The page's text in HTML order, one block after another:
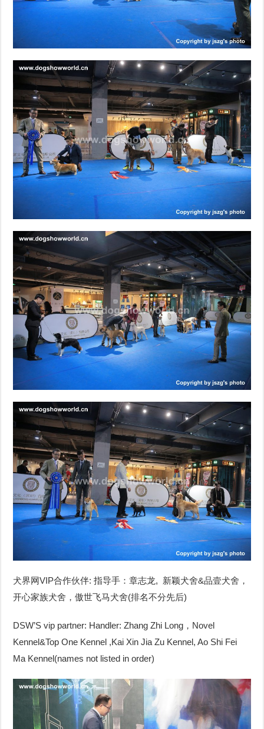
犬界网VIP合作伙伴: 指导手：章志龙, 新颖犬舍&品壹犬舍，
开心家族犬舍，傲世飞马犬舍(排名不分先后)
DSW’S vip partner: Handler: Zhang Zhi Long，Novel
Kennel&Top One Kennel ,Kai Xin Jia Zu Kennel, Ao Shi Fei
Ma Kennel(names not listed in order)